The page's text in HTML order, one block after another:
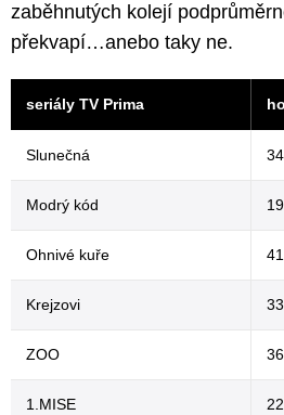
zaběhnutých kolejí
překvapí…anebo taky ne.
seriály TV Prima
Slunečná
Modrý kód
Ohnivé kuře
Krejzovi
ZOO
1.MISE